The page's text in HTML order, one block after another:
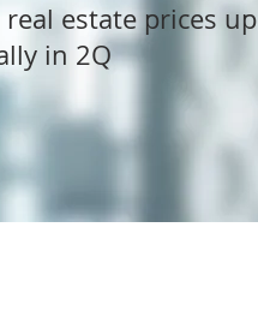
estate prices up
in 2Q